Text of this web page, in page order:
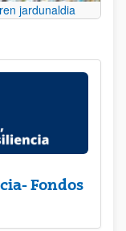
jardunaldia
Fondos